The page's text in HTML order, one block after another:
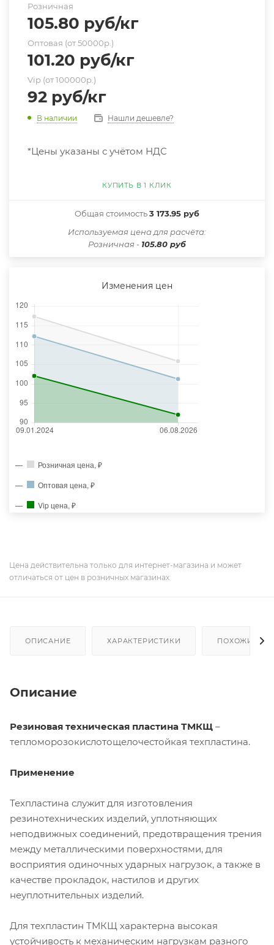
Розничная
105.80 руб/кг
Оптовая (от 50000р.)
101.20 руб/кг
Vip (от 100000р.)
92 руб/кг
В наличии Нашли дешевле?
*Цены указаны с учётом НДС
КУПИТЬ В 1 КЛИК
Общая стоимость3 173.95 руб
Иcпользуемая цена для расчёта:
Розничная - 105.80 руб
Изменения цен
Розничная цена, ₽
Оптовая цена, ₽
Vip цена, ₽
Цена действительна только для интернет-магазина и может
отличаться от цен в розничных магазинах
ОПИСАНИЕ ХАРАКТЕРИСТИКИ ПОХОЖИЕ
Описание
Резиновая техническая пластина ТМКЩ –
тепломорозокислотощелочестойкая техпластина.
Применение
Техпластина служит для изготовления
резинотехнических изделий, уплотняющих
неподвижных соединений, предотвращения трения
между металлическими поверхностями, для
восприятия одиночных ударных нагрузок, а также в
качестве прокладок, настилов и других
неуплотнительных изделий.
Для техпластин ТМКЩ характерна высокая
устойчивость к механическим нагрузкам разного